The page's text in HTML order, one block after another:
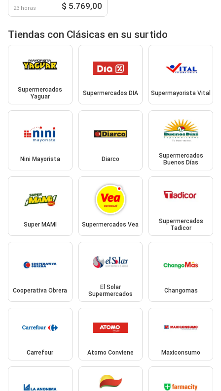
23 horas $ 5.769,00
Tiendas con Clásicas en su surtido
Supermercados
Yaguar
Supermercados DIA Supermayorista Vital
Nini Mayorista Diarco
Supermercados
Buenos Días
Super MAMI Supermercados Vea
Supermercados
Tadicor
Cooperativa Obrera
El Solar
Supermercados
Changomas
Carrefour Atomo Conviene Maxiconsumo